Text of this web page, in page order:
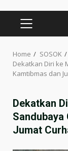
PRIMARY
Home
SOSOK
Dekatkan Diri ke
Kamtibmas dan
Dekatkan
Jumat